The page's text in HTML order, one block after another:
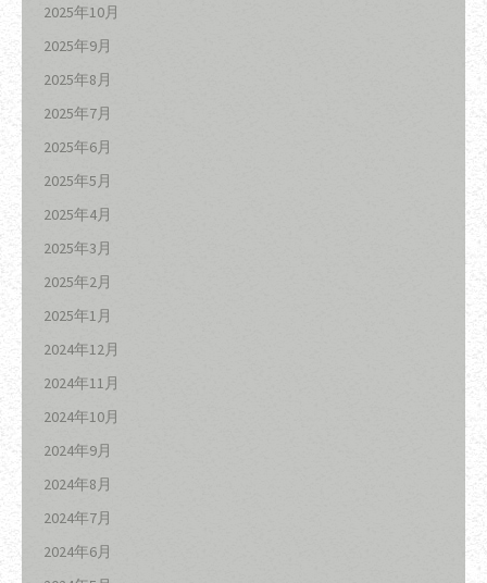
2025年10月
2025年9月
2025年8月
2025年7月
2025年6月
2025年5月
2025年4月
2025年3月
2025年2月
2025年1月
2024年12月
2024年11月
2024年10月
2024年9月
2024年8月
2024年7月
2024年6月